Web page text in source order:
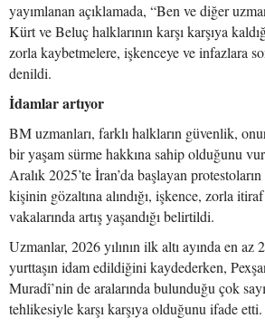
yayımlanan açıklamada, “Ben ve diğer
Kürt ve Beluç halklarının karşı karşıya
zorla kaybetmelere, işkenceye ve infazlara
denildi.
İdamlar artıyor
BM uzmanları, farklı halkların güvenlik,
bir yaşam sürme hakkına sahip olduğunu
Aralık 2025’te İran’da başlayan
kişinin gözaltına alındığı, işkence, zorla
vakalarında artış yaşandığı belirtildi.
Uzmanlar, 2026 yılının ilk altı ayında en
yurttaşın idam edildiğini kaydederken,
Muradî’nin de aralarında bulunduğu çok
tehlikesiyle karşı karşıya olduğunu ifade etti.